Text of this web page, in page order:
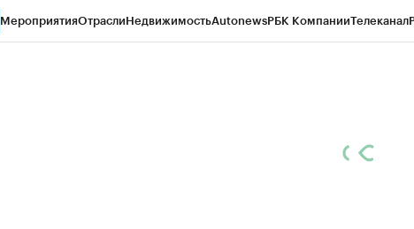
МероприятияОтраслиНедвижимостьAutonewsРБК КомпанииТелеканал